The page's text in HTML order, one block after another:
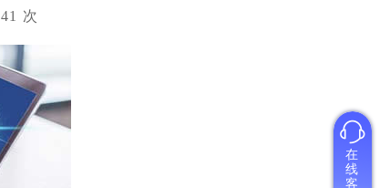
41 次
在
线
客